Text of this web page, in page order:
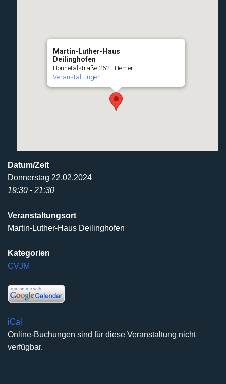
Martin-Luther-Haus
Deilinghofen
Hönnetalstraße 262 - Hemer
Veranstaltungen
Datum/Zeit
Donnerstag 22.02.2024
19:30 - 21:30
Veranstaltungsort
Martin-Luther-Haus Deilinghofen
Kategorien
CVJM
iCal
Online-Buchungen sind für diese Veranstaltung nicht
verfügbar.